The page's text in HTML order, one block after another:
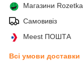
Магазини Rozetka
Самовивіз
Meest ПОШТА
Всі умови доставки